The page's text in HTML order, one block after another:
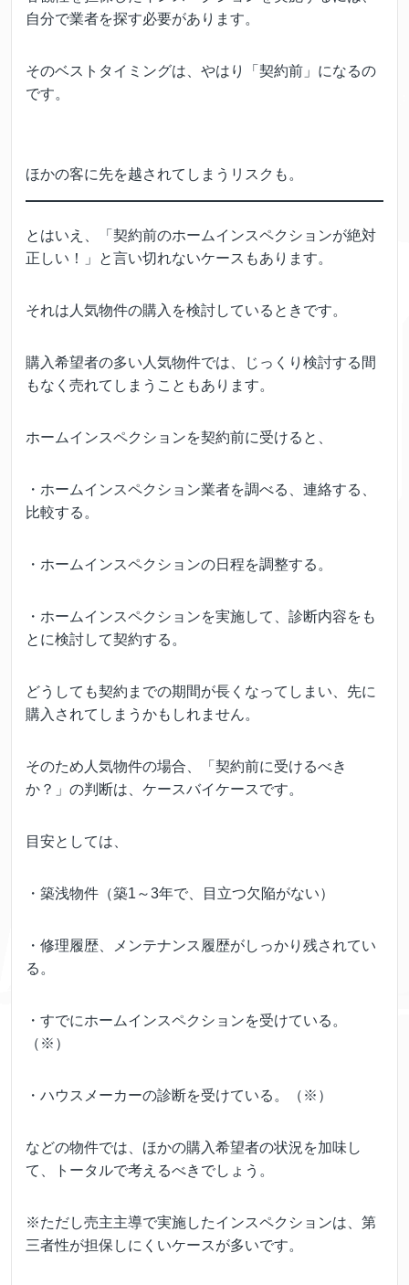
自分で業者を探す必要があります。
そのベストタイミングは、やはり「契約前」になるの
です。
ほかの客に先を越されてしまうリスクも。
とはいえ、「契約前のホームインスペクションが絶対
正しい！」と言い切れないケースもあります。
それは人気物件の購入を検討しているときです。
購入希望者の多い人気物件では、じっくり検討する間
もなく売れてしまうこともあります。
ホームインスペクションを契約前に受けると、
・ホームインスペクション業者を調べる、連絡する、
比較する。
・ホームインスペクションの日程を調整する。
・ホームインスペクションを実施して、診断内容をも
とに検討して契約する。
どうしても契約までの期間が長くなってしまい、先に
購入されてしまうかもしれません。
そのため人気物件の場合、「契約前に受けるべき
か？」の判断は、ケースバイケースです。
目安としては、
・築浅物件（築1～3年で、目立つ欠陥がない）
・修理履歴、メンテナンス履歴がしっかり残されてい
る。
・すでにホームインスペクションを受けている。
（※）
・ハウスメーカーの診断を受けている。（※）
などの物件では、ほかの購入希望者の状況を加味し
て、トータルで考えるべきでしょう。
※ただし売主主導で実施したインスペクションは、第
三者性が担保しにくいケースが多いです。